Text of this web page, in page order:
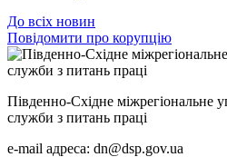
До всіх новин
Повідомити про корупцію
Південно-Східне міжрегіональне
служби з питань праці
e-mail адреса: dn@dsp.gov.ua